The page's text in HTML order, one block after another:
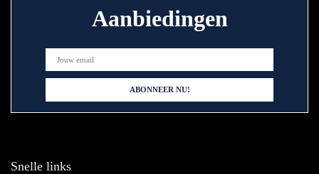
Aanbiedingen
Snelle links